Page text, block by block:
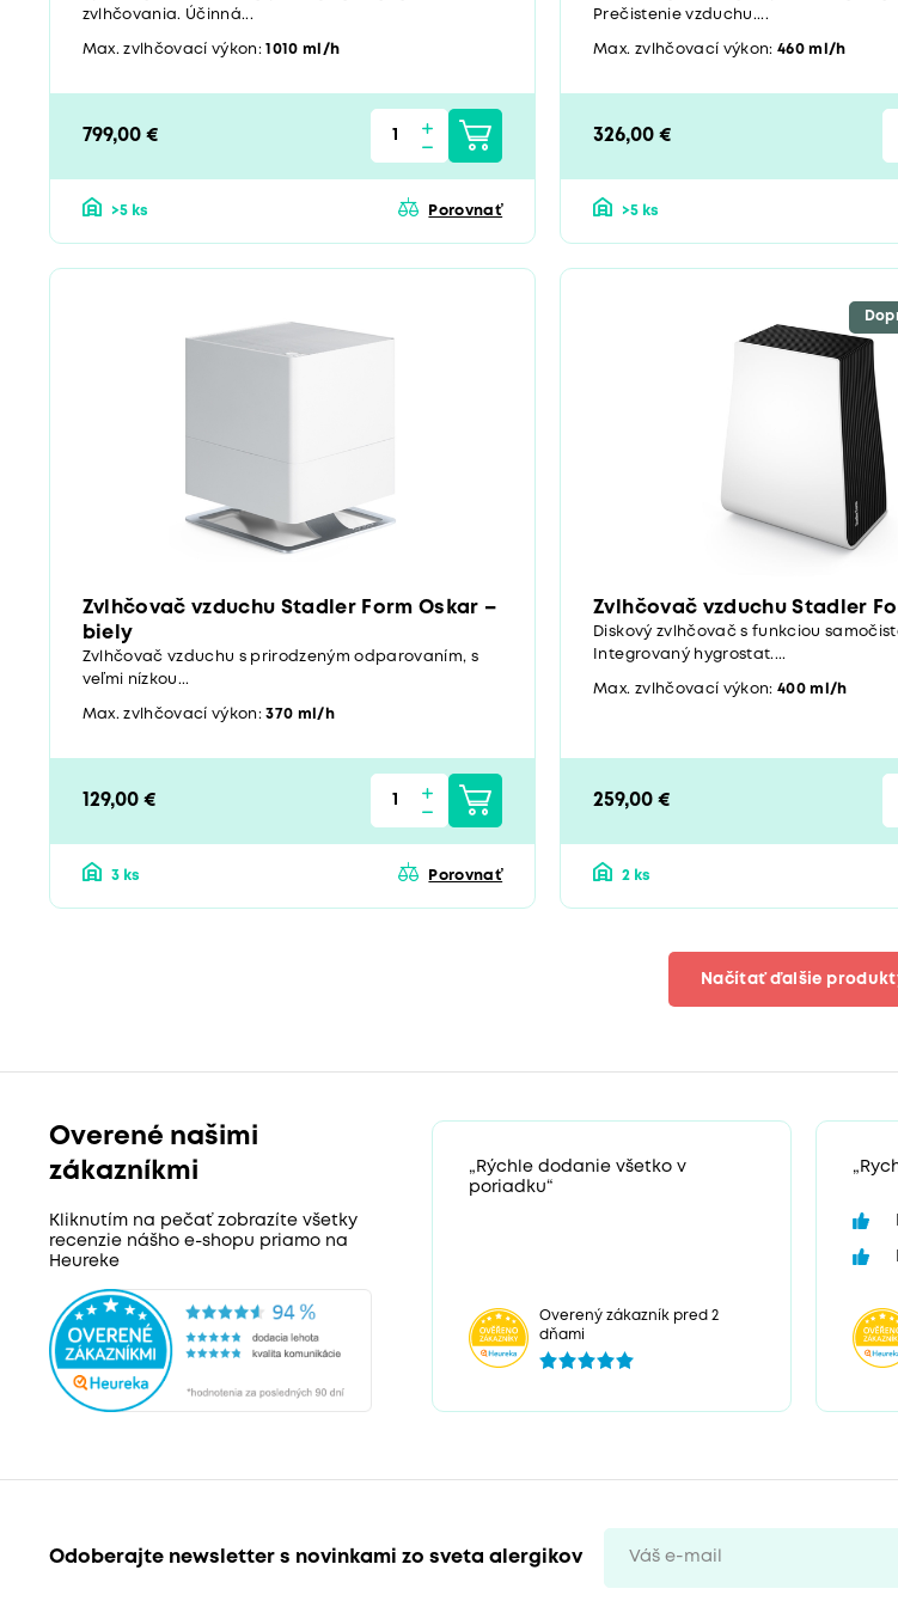
zvlhčovania. Účinná...
Max. zvlhčovací výkon:1010 ml/h
799,00 €
>5 ks Porovnať
Prečistenie vzduchu....
Max. zvlhčovací výkon: 460 ml/h
326,00 €
>5 ks
Zvlhčovač vzduchu Stadler Form Oskar –
biely
Zvlhčovač vzduchu s prirodzeným odparovaním, s
veľmi nízkou...
Max. zvlhčovací výkon:370 ml/h
129,00 €
3 ks Porovnať
Zvlhčovač vzduchu Stadler
Diskový zvlhčovač s funkciou
Integrovaný hygrostat....
Max. zvlhčovací výkon: 400 ml/h
259,00 €
2 ks
Načítať ďalšie
Overené našimi
zákazníkmi
Kliknutím na pečať zobrazíte všetky
recenzie nášho e-shopu priamo na
Heureke
„Rýchle dodanie všetko v
poriadku“
Overený zákazník pred 2
dňami
Odoberajte newsletter s novinkami zo sveta alergikov